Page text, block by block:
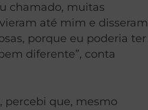
chamado, muitas
até mim e disseram
porque eu poderia ter
diferente”, conta
percebi que, mesmo